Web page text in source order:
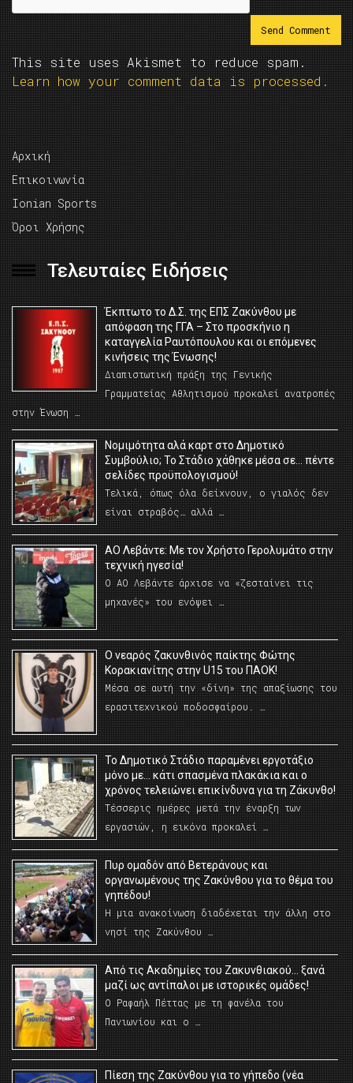
This site uses Akismet to reduce spam.
Learn how your comment data is processed.
Αρχική
Επικοινωνία
Ionian Sports
Όροι Χρήσης
Τελευταίες Ειδήσεις
Έκπτωτο το Δ.Σ. της ΕΠΣ Ζακύνθου με
απόφαση της ΓΓΑ – Στο προσκήνιο η
καταγγελία Ραυτόπουλου και οι επόμενες
κινήσεις της Ένωσης!
Διαπιστωτική πράξη της Γενικής
Γραμματείας Αθλητισμού προκαλεί ανατροπές
στην Ένωση …
Νομιμότητα αλά καρτ στο Δημοτικό
Συμβούλιο; Το Στάδιο χάθηκε μέσα σε… πέντε
σελίδες προϋπολογισμού!
Τελικά, όπως όλα δείχνουν, ο γιαλός δεν
είναι στραβός… αλλά …
ΑΟ Λεβάντε: Με τον Χρήστο Γερολυμάτο στην
τεχνική ηγεσία!
Ο ΑΟ Λεβάντε άρχισε να «ζεσταίνει τις
μηχανές» του ενόψει …
O νεαρός ζακυνθινός παίκτης Φώτης
Κορακιανίτης στην U15 του ΠΑΟΚ!
Μέσα σε αυτή την «δίνη» της απαξίωσης του
ερασιτεχνικού ποδοσφαίρου. …
Το Δημοτικό Στάδιο παραμένει εργοτάξιο
μόνο με… κάτι σπασμένα πλακάκια και ο
χρόνος τελειώνει επικίνδυνα για τη Ζάκυνθο!
Τέσσερις ημέρες μετά την έναρξη των
εργασιών, η εικόνα προκαλεί …
Πυρ ομαδόν από Βετεράνους και
οργανωμένους της Ζακύνθου για το θέμα του
γηπέδου!
Η μια ανακοίνωση διαδέχεται την άλλη στο
νησί της Ζακύνθου …
Από τις Ακαδημίες του Ζακυνθιακού… ξανά
μαζί ως αντίπαλοι με ιστορικές ομάδες!
Ο Ραφαήλ Πέττας με τη φανέλα του
Πανιωνίου και ο …
Πίεση της Ζακύνθου για το γήπεδο (νέα